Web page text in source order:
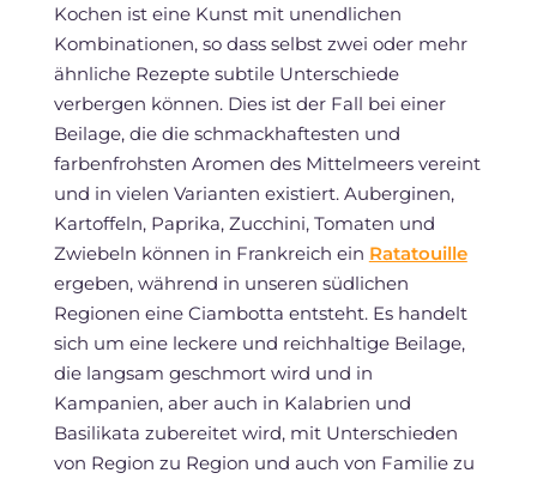
Kochen ist eine Kunst mit unendlichen
Kombinationen, so dass selbst zwei oder mehr
ähnliche Rezepte subtile Unterschiede
verbergen können. Dies ist der Fall bei einer
Beilage, die die schmackhaftesten und
farbenfrohsten Aromen des Mittelmeers vereint
und in vielen Varianten existiert. Auberginen,
Kartoffeln, Paprika, Zucchini, Tomaten und
Zwiebeln können in Frankreich ein Ratatouille
ergeben, während in unseren südlichen
Regionen eine Ciambotta entsteht. Es handelt
sich um eine leckere und reichhaltige Beilage,
die langsam geschmort wird und in
Kampanien, aber auch in Kalabrien und
Basilikata zubereitet wird, mit Unterschieden
von Region zu Region und auch von Familie zu